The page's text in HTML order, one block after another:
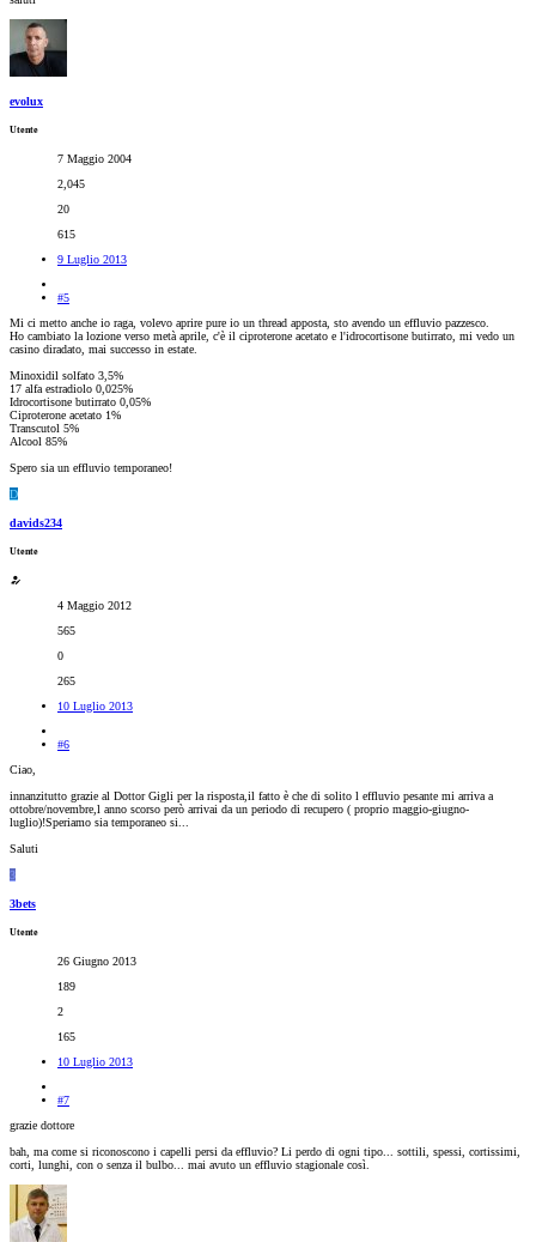
evolux
Utente
7 Maggio 2004
2,045
20
615
9 Luglio 2013
#5
Mi ci metto anche io raga, volevo aprire pure io un thread apposta, sto avendo un effluvio pazzesco.
Ho cambiato la lozione verso metà aprile, c'è il ciproterone acetato e l'idrocortisone butirrato, mi vedo un
casino diradato, mai successo in estate.
Minoxidil solfato 3,5%
17 alfa estradiolo 0,025%
Idrocortisone butirrato 0,05%
Ciproterone acetato 1%
Transcutol 5%
Alcool 85%
Spero sia un effluvio temporaneo!
D
davids234
Utente
4 Maggio 2012
565
0
265
10 Luglio 2013
#6
Ciao,
innanzitutto grazie al Dottor Gigli per la risposta,il fatto è che di solito l effluvio pesante mi arriva a
ottobre/novembre,l anno scorso però arrivai da un periodo di recupero ( proprio maggio-giugno-
luglio)!Speriamo sia temporaneo si...
Saluti
3
3bets
Utente
26 Giugno 2013
189
2
165
10 Luglio 2013
#7
grazie dottore
bah, ma come si riconoscono i capelli persi da effluvio? Li perdo di ogni tipo... sottili, spessi, cortissimi,
corti, lunghi, con o senza il bulbo... mai avuto un effluvio stagionale così.